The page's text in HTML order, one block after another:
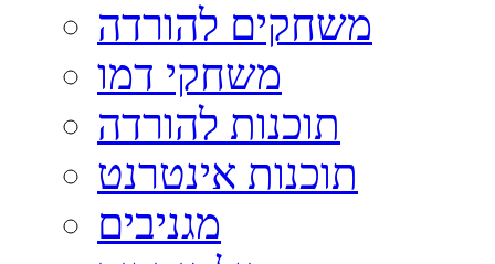
משחקים להורדה
משחקי דמו
תוכנות להורדה
תוכנות אינטרנט
מגניבים